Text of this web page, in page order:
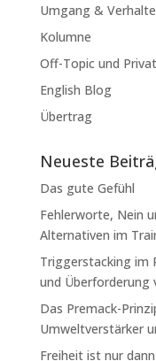
Umgang &
Kolumne
Off-Topic und
English Blog
Übertrag
Neueste
Das gute Gefühl
Fehlerworte, Nein
Alternativen im
Triggerstacking im
und Überforderung
Das Premack-
Umweltverstärker
Freiheit ist nur